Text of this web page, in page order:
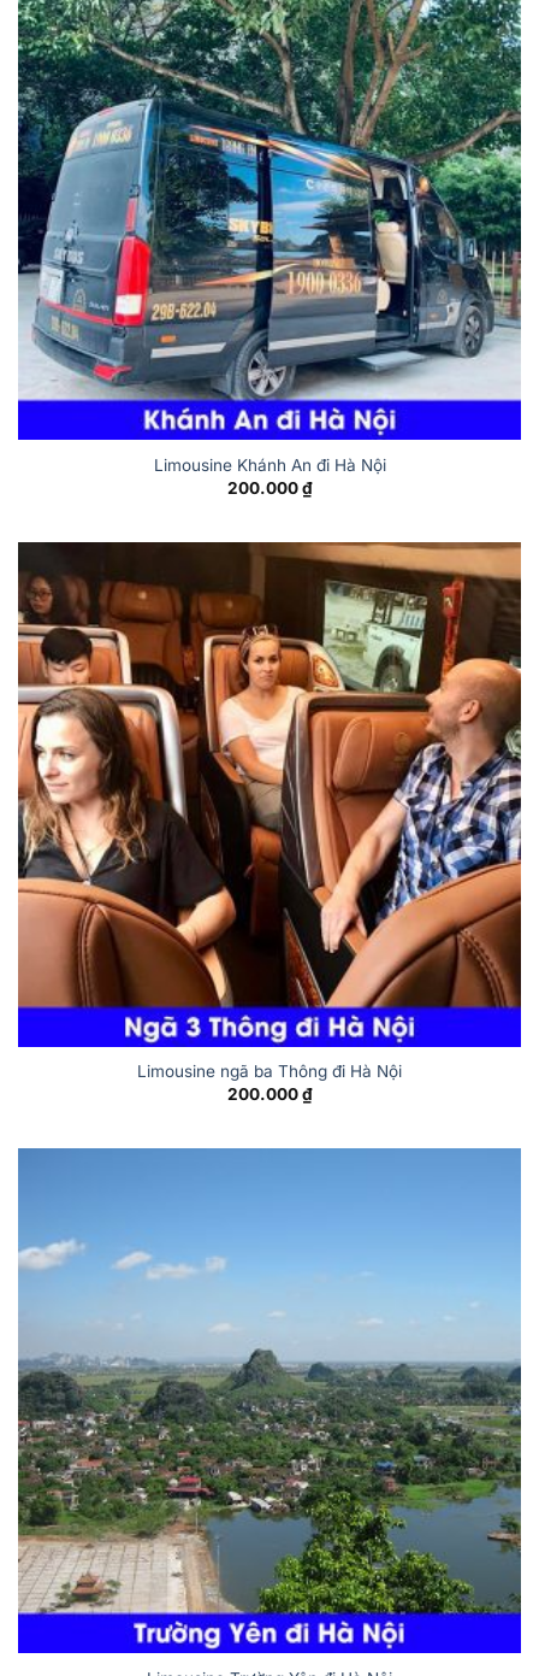
Limousine Khánh An đi Hà Nội
200.000₫
Limousine ngã ba Thông đi Hà Nội
200.000₫